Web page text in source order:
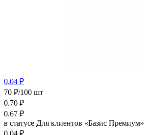
0.04 ₽
70 ₽/100 шт
0.70 ₽
0.67 ₽
в статусе Для клиентов «Базис Премиум»
0.04 ₽